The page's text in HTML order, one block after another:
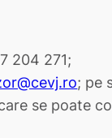
204 271;
; pe
se poate